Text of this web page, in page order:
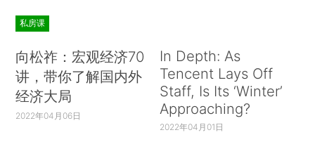
私房课
向松祚：宏观经济70
讲，带你了解国内外
经济大局
2022年04月06日
In Depth: As
Tencent Lays Off
Staff, Is Its ‘Winter’
Approaching?
2022年04月01日